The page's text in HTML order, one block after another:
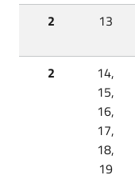
2
13
2
14,
15,
16,
17,
18,
19